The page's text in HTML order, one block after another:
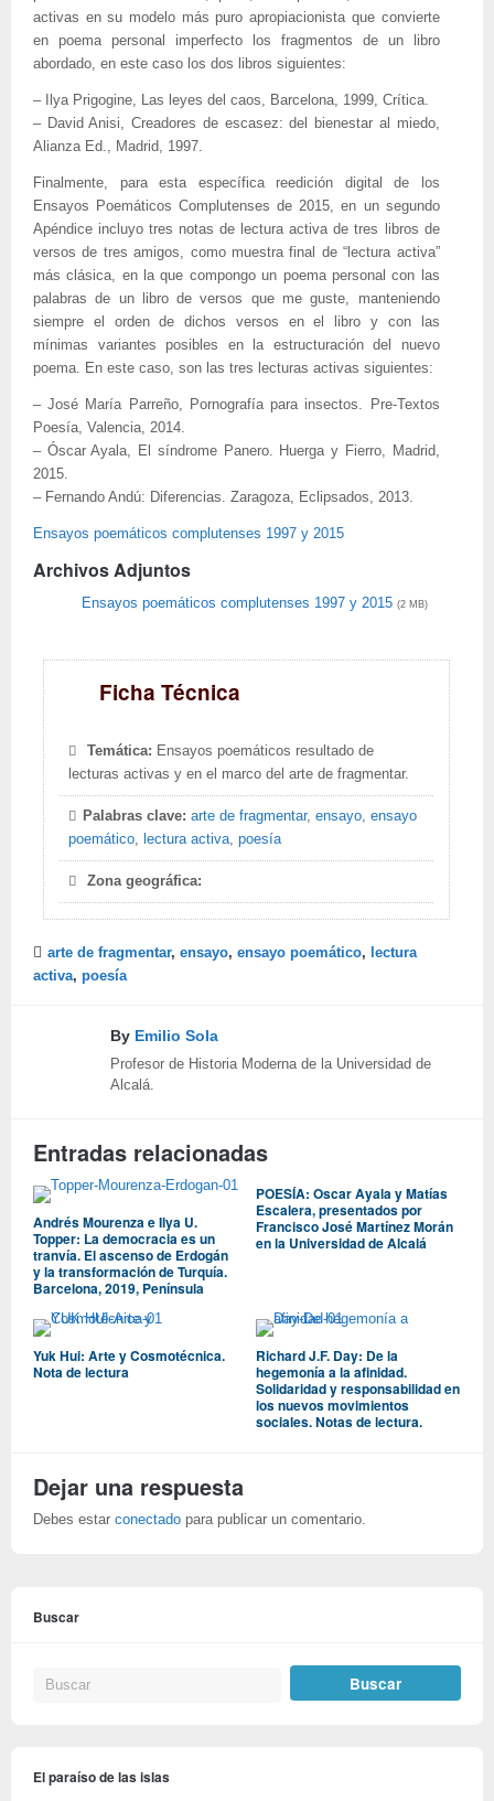
activas en su modelo más puro apropiacionista que convierte
en poema personal imperfecto los fragmentos de un libro
abordado, en este caso los dos libros siguientes:
– Ilya Prigogine, Las leyes del caos, Barcelona, 1999, Crítica.
– David Anisi, Creadores de escasez: del bienestar al miedo,
Alianza Ed., Madrid, 1997.
Finalmente, para esta específica reedición digital de los
Ensayos Poemáticos Complutenses de 2015, en un segundo
Apéndice incluyo tres notas de lectura activa de tres libros de
versos de tres amigos, como muestra final de “lectura activa”
más clásica, en la que compongo un poema personal con las
palabras de un libro de versos que me guste, manteniendo
siempre el orden de dichos versos en el libro y con las
mínimas variantes posibles en la estructuración del nuevo
poema. En este caso, son las tres lecturas activas siguientes:
– José María Parreño, Pornografía para insectos. Pre-Textos
Poesía, Valencia, 2014.
– Óscar Ayala, El síndrome Panero. Huerga y Fierro, Madrid,
2015.
– Fernando Andú: Diferencias. Zaragoza, Eclipsados, 2013.
Ensayos poemáticos complutenses 1997 y 2015
Archivos Adjuntos
Ensayos poemáticos complutenses 1997 y 2015 (2 MB)
Ficha Técnica
Temática: Ensayos poemáticos resultado de
lecturas activas y en el marco del arte de fragmentar.
Palabras clave:arte de fragmentar,ensayo,ensayo
poemático, lectura activa,poesía
Zona geográfica:
arte de fragmentar, ensayo, ensayo poemático,
lectura
activa, poesía
By Emilio Sola
Profesor de Historia Moderna de la Universidad de
Alcalá.
Entradas relacionadas
Andrés Mourenza e Ilya U.
Topper: La democracia es un
tranvía. El ascenso de Erdogán
y la transformación de Turquía.
Barcelona, 2019, Península
POESÍA: Oscar Ayala y Matías
Escalera, presentados por
Francisco José Martínez Morán
en la Universidad de Alcalá
Yuk Hui: Arte y Cosmotécnica.
Nota de lectura
Richard J.F. Day: De la
hegemonía a la afinidad.
Solidaridad y responsabilidad en
los nuevos movimientos
sociales. Notas de lectura.
Dejar una respuesta
Debes estar conectado para publicar un comentario.
Buscar
El paraíso de las islas